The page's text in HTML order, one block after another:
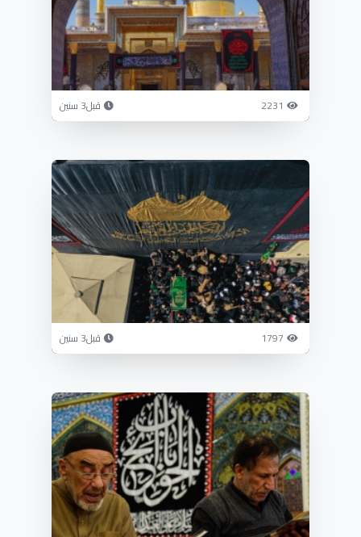
2231 قبل3 سنين
1797 قبل3 سنين